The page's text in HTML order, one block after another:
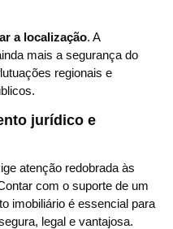
a localização. A
mais a segurança do
regionais e
jurídico e
atenção redobrada às
com o suporte de um
imobiliário é essencial para
legal e vantajosa.